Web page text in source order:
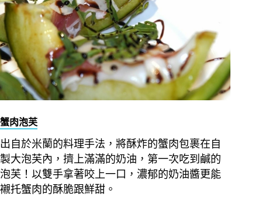
蟹肉泡芙
出自於米蘭的料理手法，將酥炸的蟹肉包裹在自
製大泡芙內，擠上滿滿的奶油，第一次吃到鹹的
泡芙！ 以雙手拿著咬上一口，濃郁的奶油醬更能
襯托蟹肉的酥脆跟鮮甜。